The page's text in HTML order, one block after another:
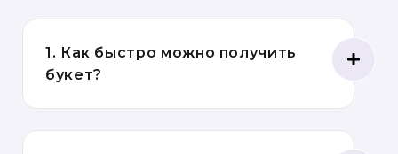
1. Как быстро можно получить
букет?